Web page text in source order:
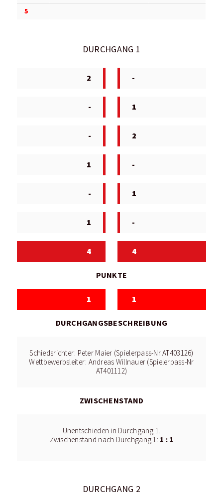
5
DURCHGANG 1
2 -
- 1
- 2
1 -
- 1
1 -
4 4
PUNKTE
1 1
DURCHGANGSBESCHREIBUNG
Schiedsrichter: Peter Maier (Spielerpass-Nr AT403126)
Wettbewerbsleiter: Andreas Willnauer (Spielerpass-Nr
AT401112)
ZWISCHENSTAND
Unentschieden in Durchgang 1.
Zwischenstand nach Durchgang 1: 1 : 1
DURCHGANG 2